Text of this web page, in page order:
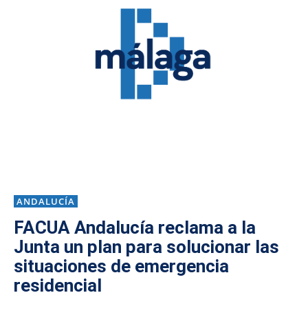
ANDALUCÍA
FACUA Andalucía reclama a la
Junta un plan para solucionar las
situaciones de emergencia
residencial